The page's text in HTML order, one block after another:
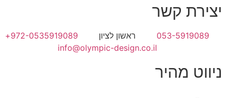
ניווט מהיר
יצירת קשר
053-5919089 ראשון לציון
972-0535919089+
info@olympic-design.co.il